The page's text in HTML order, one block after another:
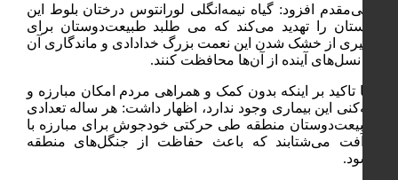
رحیمی‌مقدم افزود: گیاه نیمه‌انگلی لورانتوس درختان بلوط این
شهرستان را تهدید می‌کند که می طلبد طبیعت‌دوستان برای
جلوگیری از خشک شدن این نعمت بزرگ خدادادی و ماندگاری آن
برای نسل‌های آینده از آن‌ها محافظت کنند.
وی با تاکید بر اینکه بدون کمک و همراهی مردم امکان مبارزه و
ریشه‌کنی این بیماری وجود ندارد، اظهار داشت: هر ساله تعدادی
از طبیعت‌دوستان منطقه طی حرکتی خودجوش برای مبارزه با
این آفت می‌شتابند که باعث حفاظت از جنگل‌های منطقه
می‌شود.